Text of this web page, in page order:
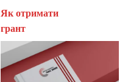
Як отримати